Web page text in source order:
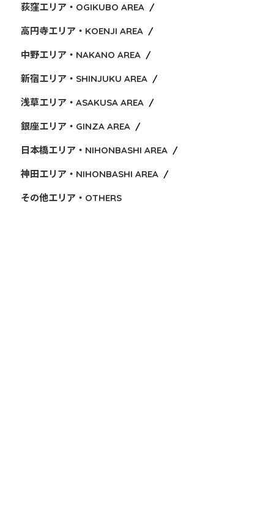
荻窪エリア・OGIKUBO AREA
高円寺エリア・KOENJI AREA
中野エリア・NAKANO AREA
新宿エリア・SHINJUKU AREA
浅草エリア・ASAKUSA AREA
銀座エリア・GINZA AREA
日本橋エリア・NIHONBASHI AREA
神田エリア・NIHONBASHI AREA
その他エリア・OTHERS